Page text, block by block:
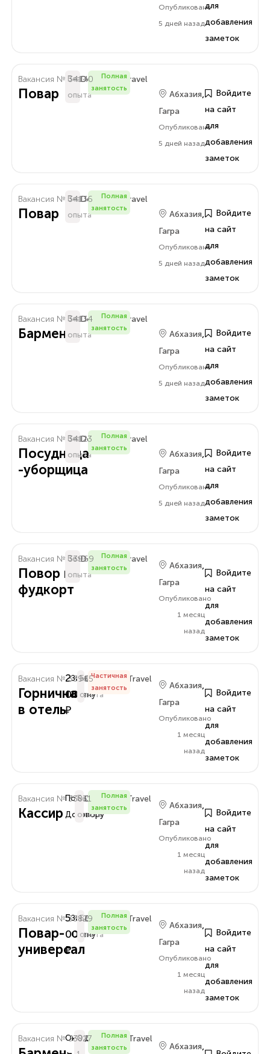
Опубликовано
5 дней назад
для
добавления
заметок
Вакансия № 34140
Повар
Без
опыта
Delo.Amra.Travel
Полная
занятость
Абхазия
Гагра
Опубликовано
5 дней назад
Войдите
на сайт
для
добавления
заметок
Вакансия № 34136
Повар
Без
опыта
Delo.Amra.Travel
Полная
занятость
Абхазия
Гагра
Опубликовано
5 дней назад
Войдите
на сайт
для
добавления
заметок
Вакансия № 34134
Бармен
Без
опыта
Delo.Amra.Travel
Полная
занятость
Абхазия
Гагра
Опубликовано
5 дней назад
Войдите
на сайт
для
добавления
заметок
Вакансия № 34123
Посудница
-уборщица
Без
опыта
Delo.Amra.Travel
Полная
занятость
Абхазия
Гагра
Опубликовано
5 дней назад
Войдите
на сайт
для
добавления
заметок
Вакансия № 33969
Повор в
фудкорт
Без
опыта
Delo.Amra.Travel
Полная
занятость
Абхазия,
Гагра
Опубликовано
1 месяц
назад
Войдите
на сайт
для
добавления
заметок
Вакансия № 33965
Горничная
в отель
2
000
₽
За
Смену
Без
опыта
Delo.Amra.Travel
Частичная
занятость
Абхазия,
Гагра
Опубликовано
1 месяц
назад
Войдите
на сайт
для
добавления
заметок
Вакансия № 33831
Кассир
По
Договору
Без
опыта
Delo.Amra.Travel
Полная
занятость
Абхазия,
Гагра
Опубликовано
1 месяц
назад
Войдите
на сайт
для
добавления
заметок
Вакансия № 33829
Повар-
универсал
5
000
₽
За
Смену
Без
опыта
Delo.Amra.Travel
Полная
занятость
Абхазия,
Гагра
Опубликовано
1 месяц
назад
Войдите
на сайт
для
добавления
заметок
Вакансия № 33827
Оклад
ОтDelo.Amra.Travel
Полная
занятость
Абхазия